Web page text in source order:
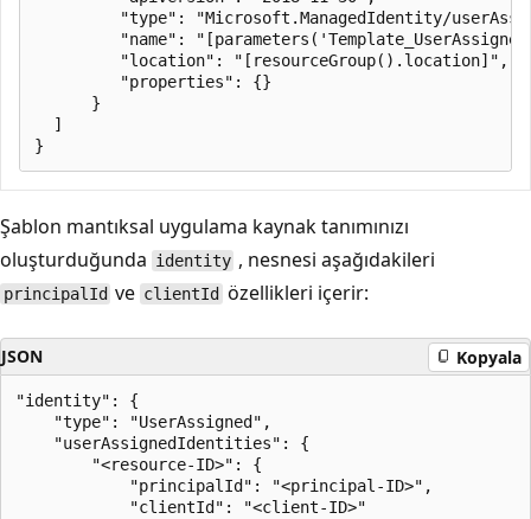
"type": "Microsoft.ManagedIdentity/
"name":
         "location": "[resourceGroup().location]",
         "properties": {}
      }
  ]
Şablon mantıksal uygulama kaynak tanımınızı
oluşturduğunda identity , nesnesi aşağıdakileri
principalId ve clientId özellikleri içerir:
JSON Kopyala
"identity": {
    "type": "UserAssigned",
    "userAssignedIdentities": {
        "<resource-ID>": {
            "principalId": "<principal-ID>",
            "clientId": "<client-ID>"